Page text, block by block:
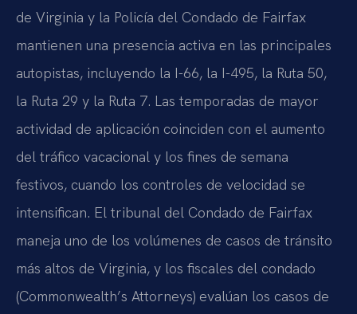
de Virginia y la Policía del Condado de Fairfax
mantienen una presencia activa en las principales
autopistas, incluyendo la I-66, la I-495, la Ruta 50,
la Ruta 29 y la Ruta 7. Las temporadas de mayor
actividad de aplicación coinciden con el aumento
del tráfico vacacional y los fines de semana
festivos, cuando los controles de velocidad se
intensifican. El tribunal del Condado de Fairfax
maneja uno de los volúmenes de casos de tránsito
más altos de Virginia, y los fiscales del condado
(Commonwealth’s Attorneys) evalúan los casos de